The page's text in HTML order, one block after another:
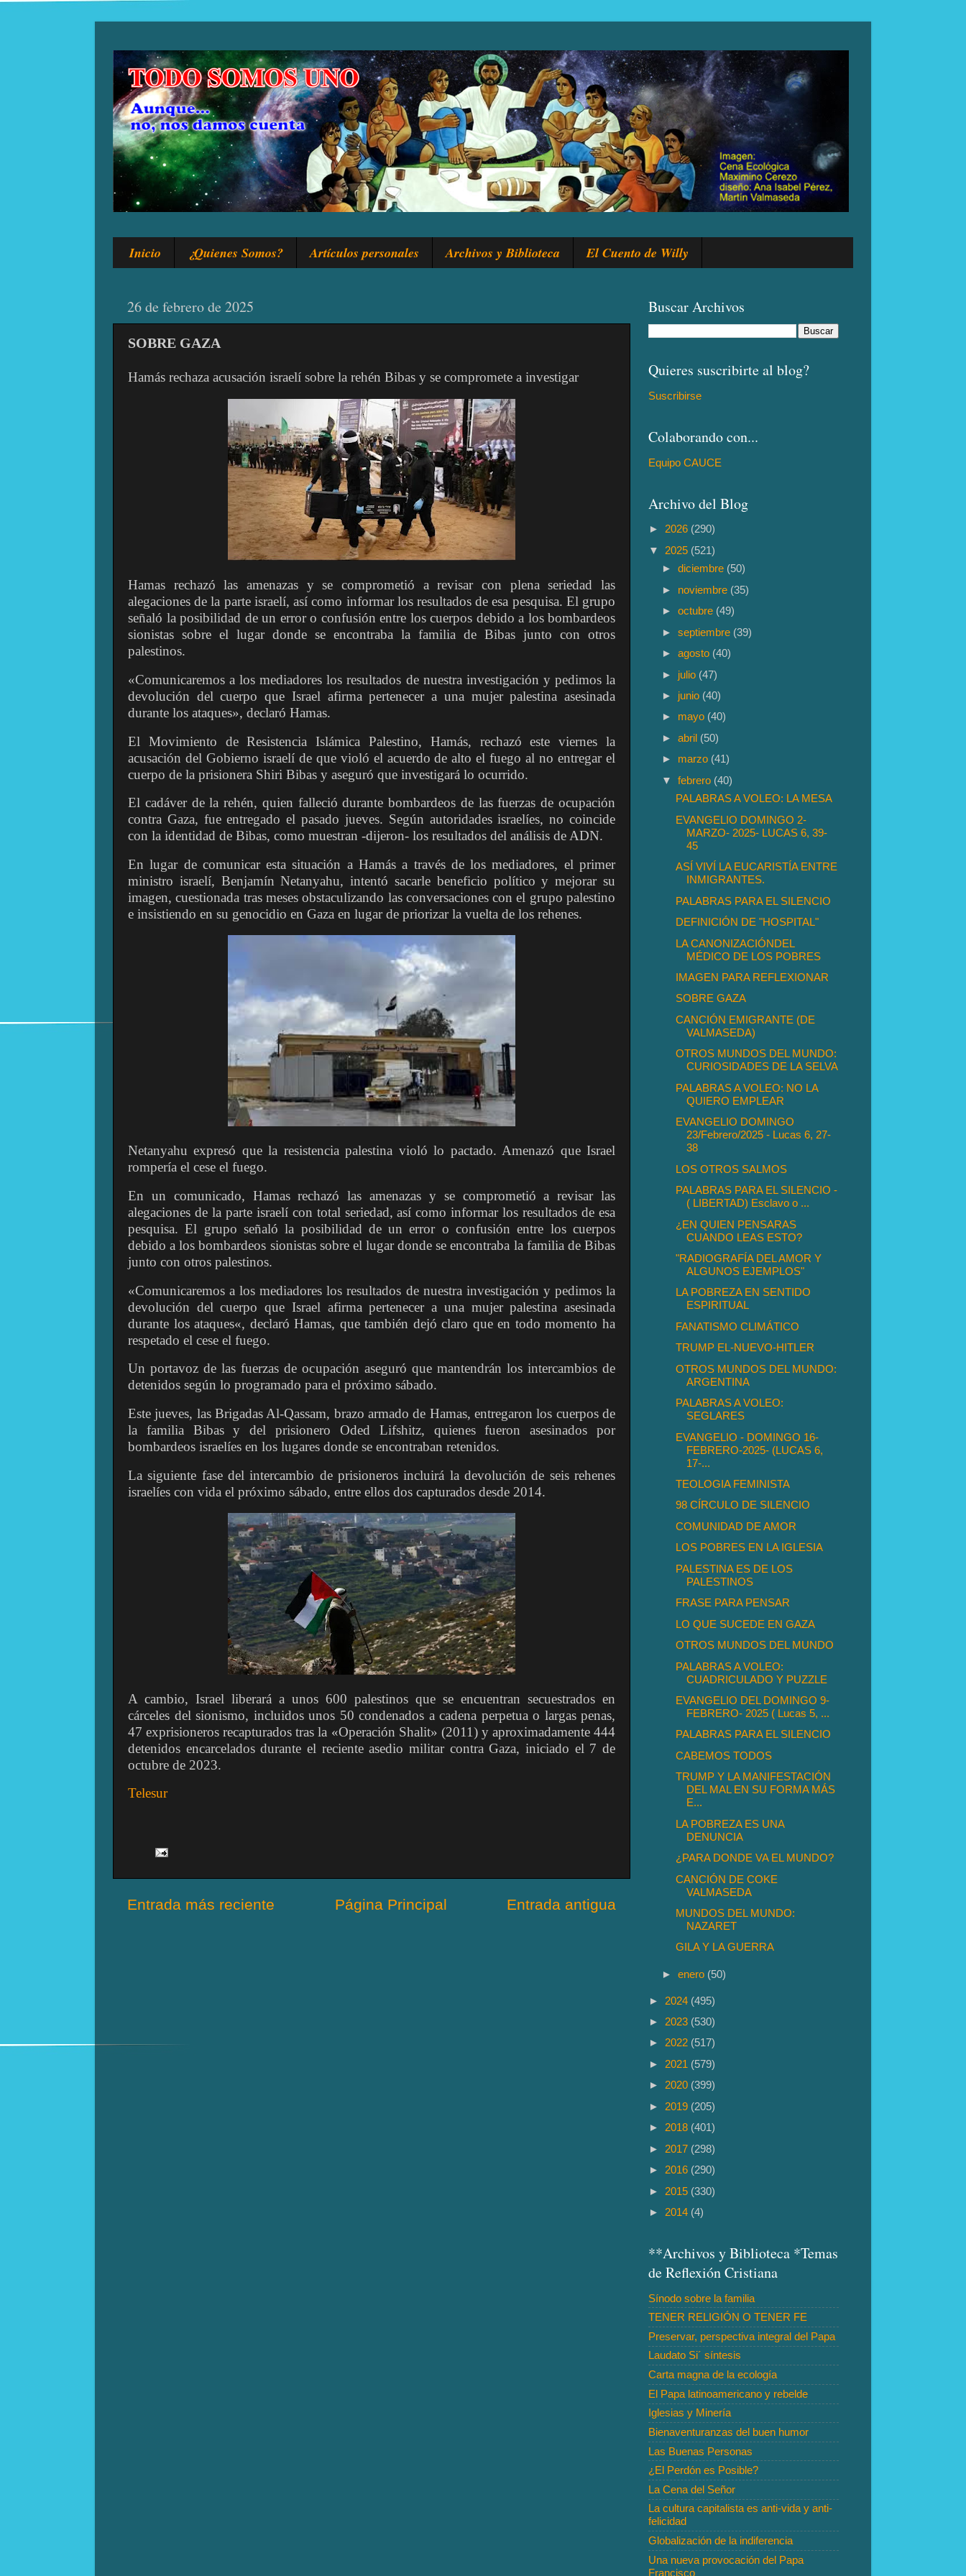
Inicio ¿Quienes Somos? Artículos personales Archivos y Biblioteca El Cuento de Willy
26 de febrero de 2025
SOBRE GAZA
Hamás rechaza acusación israelí sobre la rehén Bibas y se compromete a investigar
Hamas rechazó las amenazas y se comprometió a revisar con plena seriedad las
alegaciones de la parte israelí, así como informar los resultados de esa pesquisa. El grupo
señaló la posibilidad de un error o confusión entre los cuerpos debido a los bombardeos
sionistas sobre el lugar donde se encontraba la familia de Bibas junto con otros
palestinos.
«Comunicaremos a los mediadores los resultados de nuestra investigación y pedimos la
devolución del cuerpo que Israel afirma pertenecer a una mujer palestina asesinada
durante los ataques», declaró Hamas.
El Movimiento de Resistencia Islámica Palestino, Hamás, rechazó este viernes la
acusación del Gobierno israelí de que violó el acuerdo de alto el fuego al no entregar el
cuerpo de la prisionera Shiri Bibas y aseguró que investigará lo ocurrido.
El cadáver de la rehén, quien falleció durante bombardeos de las fuerzas de ocupación
contra Gaza, fue entregado el pasado jueves. Según autoridades israelíes, no coincide
con la identidad de Bibas, como muestran -dijeron- los resultados del análisis de ADN.
En lugar de comunicar esta situación a Hamás a través de los mediadores, el primer
ministro israelí, Benjamín Netanyahu, intentó sacarle beneficio político y mejorar su
imagen, cuestionada tras meses obstaculizando las conversaciones con el grupo palestino
e insistiendo en su genocidio en Gaza en lugar de priorizar la vuelta de los rehenes.
Netanyahu expresó que la resistencia palestina violó lo pactado. Amenazó que Israel
rompería el cese el fuego.
En un comunicado, Hamas rechazó las amenazas y se comprometió a revisar las
alegaciones de la parte israelí con total seriedad, así como informar los resultados de esa
pesquisa. El grupo señaló la posibilidad de un error o confusión entre los cuerpos
debido a los bombardeos sionistas sobre el lugar donde se encontraba la familia de Bibas
junto con otros palestinos.
«Comunicaremos a los mediadores los resultados de nuestra investigación y pedimos la
devolución del cuerpo que Israel afirma pertenecer a una mujer palestina asesinada
durante los ataques«, declaró Hamas, que también dejó claro que en todo momento ha
respetado el cese el fuego.
Un portavoz de las fuerzas de ocupación aseguró que mantendrán los intercambios de
detenidos según lo programado para el próximo sábado.
Este jueves, las Brigadas Al-Qassam, brazo armado de Hamas, entregaron los cuerpos de
la familia Bibas y del prisionero Oded Lifshitz, quienes fueron asesinados por
bombardeos israelíes en los lugares donde se encontraban retenidos.
La siguiente fase del intercambio de prisioneros incluirá la devolución de seis rehenes
israelíes con vida el próximo sábado, entre ellos dos capturados desde 2014.
A cambio, Israel liberará a unos 600 palestinos que se encuentran secuestrados en
cárceles del sionismo, incluidos unos 50 condenados a cadena perpetua o largas penas,
47 exprisioneros recapturados tras la «Operación Shalit» (2011) y aproximadamente 444
detenidos encarcelados durante el reciente asedio militar contra Gaza, iniciado el 7 de
octubre de 2023.
Telesur
Entrada más reciente Entrada antigua
Página Principal
Buscar Archivos
Quieres suscribirte al blog?
Suscribirse
Colaborando con...
Equipo CAUCE
Archivo del Blog
► 2026 (290)
▼ 2025 (521)
►diciembre (50)
► noviembre (35)
►octubre (49)
►septiembre (39)
►agosto (40)
► julio (47)
► junio (40)
► mayo (40)
►abril (50)
► marzo (41)
▼febrero (40)
PALABRAS A VOLEO: LA MESA
EVANGELIO DOMINGO 2-
MARZO- 2025- LUCAS 6, 39-
45
ASÍ VIVÍ LA EUCARISTÍA ENTRE
INMIGRANTES.
PALABRAS PARA EL SILENCIO
DEFINICIÓN DE "HOSPITAL"
LA CANONIZACIÓNDEL
MÉDICO DE LOS POBRES
IMAGEN PARA REFLEXIONAR
SOBRE GAZA
CANCIÓN EMIGRANTE (DE
VALMASEDA)
OTROS MUNDOS DEL MUNDO:
CURIOSIDADES DE LA SELVA
PALABRAS A VOLEO: NO LA
QUIERO EMPLEAR
EVANGELIO DOMINGO
23/Febrero/2025 - Lucas 6, 27-
38
LOS OTROS SALMOS
PALABRAS PARA EL SILENCIO -
( LIBERTAD) Esclavo o ...
¿EN QUIEN PENSARAS
CUANDO LEAS ESTO?
"RADIOGRAFÍA DEL AMOR Y
ALGUNOS EJEMPLOS"
LA POBREZA EN SENTIDO
ESPIRITUAL
FANATISMO CLIMÁTICO
TRUMP EL-NUEVO-HITLER
OTROS MUNDOS DEL MUNDO:
ARGENTINA
PALABRAS A VOLEO:
SEGLARES
EVANGELIO - DOMINGO 16-
FEBRERO-2025- (LUCAS 6,
17-...
TEOLOGIA FEMINISTA
98 CÍRCULO DE SILENCIO
COMUNIDAD DE AMOR
LOS POBRES EN LA IGLESIA
PALESTINA ES DE LOS
PALESTINOS
FRASE PARA PENSAR
LO QUE SUCEDE EN GAZA
OTROS MUNDOS DEL MUNDO
PALABRAS A VOLEO:
CUADRICULADO Y PUZZLE
EVANGELIO DEL DOMINGO 9-
FEBRERO- 2025 ( Lucas 5, ...
PALABRAS PARA EL SILENCIO
CABEMOS TODOS
TRUMP Y LA MANIFESTACIÓN
DEL MAL EN SU FORMA MÁS
E...
LA POBREZA ES UNA
DENUNCIA
¿PARA DONDE VA EL MUNDO?
CANCIÓN DE COKE
VALMASEDA
MUNDOS DEL MUNDO:
NAZARET
GILA Y LA GUERRA
►enero (50)
► 2024 (495)
► 2023 (530)
► 2022 (517)
► 2021 (579)
► 2020 (399)
► 2019 (205)
► 2018 (401)
► 2017 (298)
► 2016 (290)
► 2015 (330)
► 2014 (4)
**Archivos y Biblioteca *Temas
de Reflexión Cristiana
Sínodo sobre la familia
TENER RELIGIÓN O TENER FE
Preservar, perspectiva integral del Papa
Laudato Si´ síntesis
Carta magna de la ecología
El Papa latinoamericano y rebelde
Iglesias y Minería
Bienaventuranzas del buen humor
Las Buenas Personas
¿El Perdón es Posible?
La Cena del Señor
La cultura capitalista es anti-vida y anti-
felicidad
Globalización de la indiferencia
Una nueva provocación del Papa
Francisco